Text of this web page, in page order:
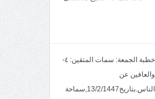
خطبة الجمعة: سمات المتقين: ٤-
والعافين عن
الناس.بتاريخ13/2/1447,سماحة